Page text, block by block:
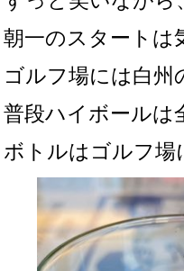
朝一のスタートは
ゴルフ場には白
普段ハイボールは
ボトルはゴルフ場